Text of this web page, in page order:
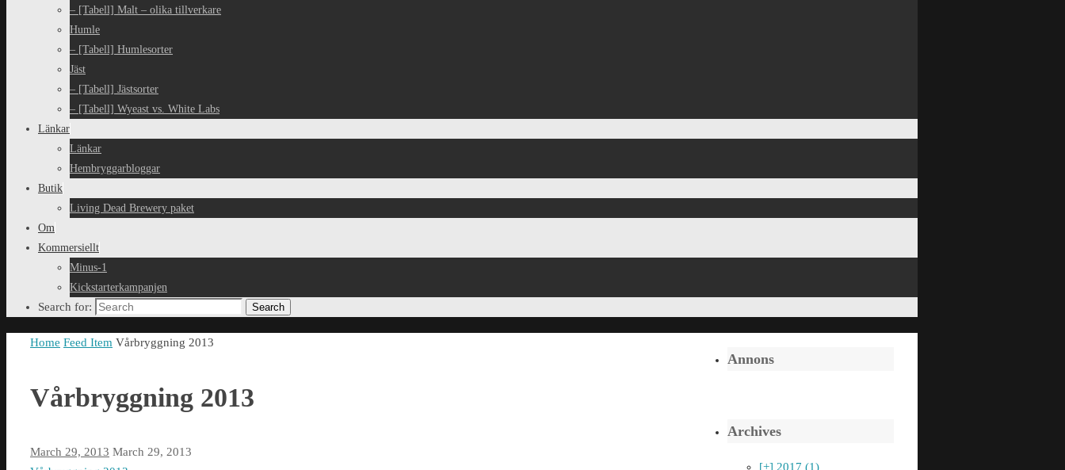
– [Tabell] Malt – olika tillverkare
Humle
– [Tabell] Humlesorter
Jäst
– [Tabell] Jästsorter
– [Tabell] Wyeast vs. White Labs
Länkar
Länkar
Hembryggarbloggar
Butik
Living Dead Brewery paket
Om
Kommersiellt
Minus-1
Kickstarterkampanjen
Search for: Search
Home Feed Item Vårbryggning 2013
Vårbryggning 2013
March 29, 2013 March 29, 2013
Annons
Archives
[+] 2017 (1)